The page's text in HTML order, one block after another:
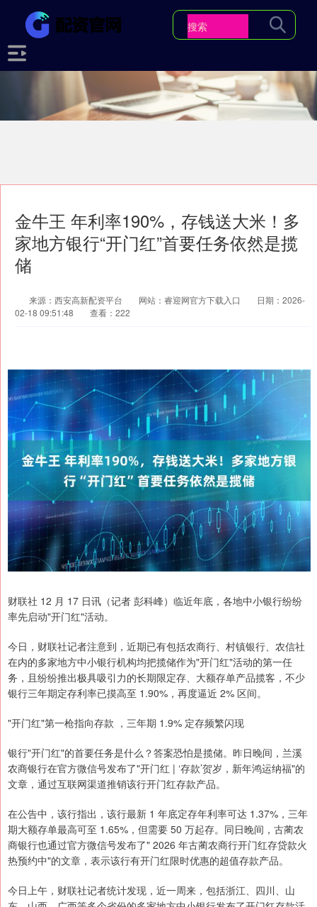
金牛王 年利率190%，存钱送大米！多
家地方银行“开门红”首要任务依然是揽
储
来源：西安高新配资平台 网站：睿迎网官方下载入口
日期：2026-
02-18 09:51:48
查看：222
财联社 12 月 17 日讯（记者 彭科峰）临近年底，各地中小银行纷纷
率先启动"开门红"活动。
今日，财联社记者注意到，近期已有包括农商行、村镇银行、农信社
在内的多家地方中小银行机构均把揽储作为"开门红"活动的第一任
务，且纷纷推出极具吸引力的长期限定存、大额存单产品揽客，不少
银行三年期定存利率已摸高至 1.90%，再度逼近 2% 区间。
"开门红"第一枪指向存款 ，三年期 1.9% 定存频繁闪现
银行"开门红"的首要任务是什么？答案恐怕是揽储。昨日晚间，兰溪
农商银行在官方微信号发布了"开门红 | ‘存款’贺岁，新年鸿运纳福"的
文章，通过互联网渠道推销该行开门红存款产品。
在公告中，该行指出，该行最新 1 年底定存年利率可达 1.37%，三年
期大额存单最高可至 1.65%，但需要 50 万起存。同日晚间，古蔺农
商银行也通过官方微信号发布了" 2026 年古蔺农商行开门红存贷款火
热预约中"的文章，表示该行有开门红限时优惠的超值存款产品。
今日上午，财联社记者统计发现，近一周来，包括浙江、四川、山